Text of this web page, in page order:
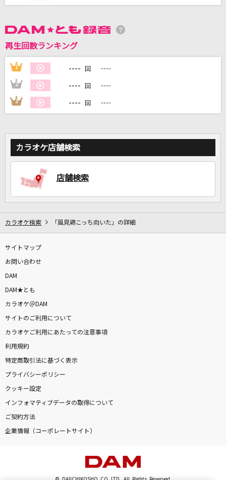
DAMに会員登録・ログインして
カラオケをもっと楽しもう！
再生回数ランキング
1 ---- 回 ----
2 ---- 回 ----
3 ---- 回 ----
カラオケ店舗検索
店舗検索
カラオケ検索 「風見鶏こっち向いた」の詳細
サイトマップ
お問い合わせ
DAM
DAM★とも
カラオケ＠DAM
サイトのご利用について
カラオケご利用にあたっての注意事項
利用規約
特定商取引法に基づく表示
プライバシーポリシー
クッキー設定
インフォマティブデータの取得について
ご契約方法
企業情報（コーポレートサイト）
© DAIICHIKOSHO CO.,LTD. All Rights Reserved.